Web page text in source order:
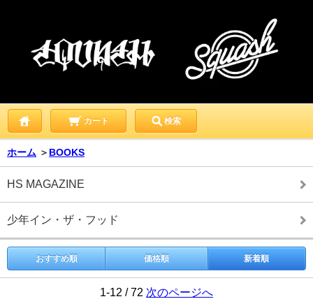
カート 検索
ホーム ＞ BOOKS
HS MAGAZINE
少年イン・ザ・フッド
おすすめ順 価格順 新着順
1-12 / 72 次のページへ